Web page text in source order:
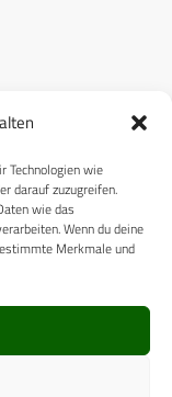
Technologien wie
darauf zuzugreifen.
wie das
Wenn du deine
Merkmale und